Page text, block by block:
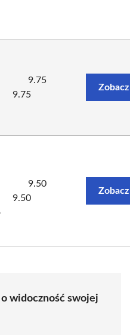
9.75
9.75
9.50
9.50
widoczność swojej